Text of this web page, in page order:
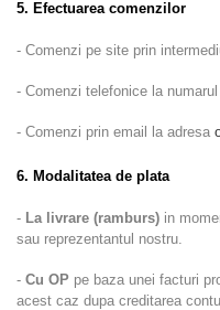
5. Efectuarea comenzilor
- Comenzi pe site prin
- Comenzi telefonice la
- Comenzi prin email la adresa
6. Modalitatea de plata
- La livrare (ramburs) in
sau reprezentantul nostru.
- Cu OP pe baza unei facturi
acest caz dupa creditarea